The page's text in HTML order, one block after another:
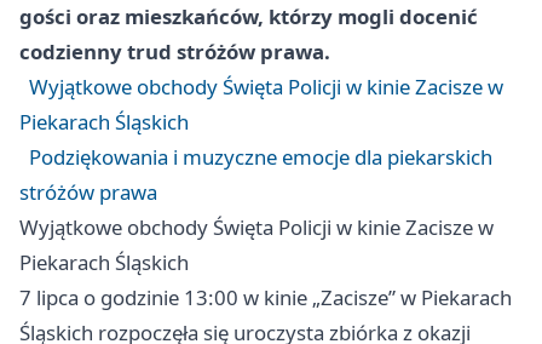
gości oraz mieszkańców, którzy mogli docenić
codzienny trud stróżów prawa.
Wyjątkowe obchody Święta Policji w kinie Zacisze w
Piekarach Śląskich
Podziękowania i muzyczne emocje dla piekarskich
stróżów prawa
Wyjątkowe obchody Święta Policji w kinie Zacisze w
Piekarach Śląskich
7 lipca o godzinie 13:00 w kinie „Zacisze” w Piekarach
Śląskich rozpoczęła się uroczysta zbiórka z okazji